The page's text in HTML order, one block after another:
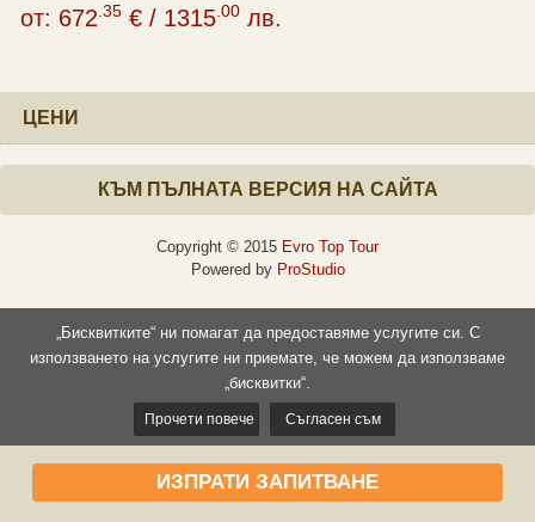
от: 672 .35 € / 1315 .00 лв.
ЦЕНИ
ИЗПРАТИ ЗАПИТВАНЕ
КЪМ ПЪЛНАТА ВЕРСИЯ НА САЙТА
Copyright © 2015 Evro Top Tour
Powered by ProStudio
„Бисквитките“ ни помагат да предоставяме услугите си. С
използването на услугите ни приемате, че можем да използваме
„бисквитки“.
Прочети повече Съгласен съм